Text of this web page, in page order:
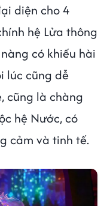
diện cho 4
hệ Lửa thông
có khiếu hài
lúc cũng dễ
cũng là chàng
hệ Nước, có
cảm và tinh tế.